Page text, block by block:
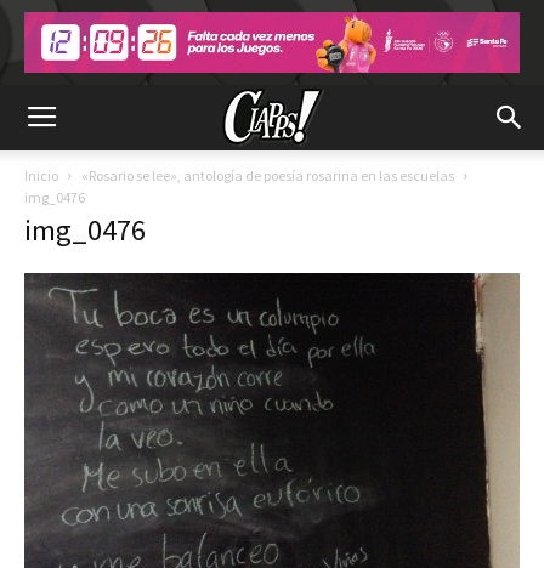
Inicio
«Rosario se lee», antología de poesía rosarina en las escuelas
img_0476
img_0476